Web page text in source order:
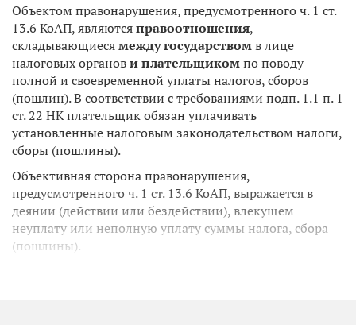
Объектом правонарушения, предусмотренного ч. 1 ст.
13.6 КоАП, являютсяправоотношения,
складывающиесямежду государствомв лице
налоговых органови плательщикомпо поводу
полной и своевременной уплаты налогов, сборов
(пошлин). В соответствии с требованиями подп. 1.1 п. 1
ст. 22 НК плательщик обязан уплачивать
установленные налоговым законодательством налоги,
сборы (пошлины).
Объективная сторона правонарушения,
предусмотренного ч. 1 ст. 13.6 КоАП, выражается в
деянии (действии или бездействии), влекущем
неуплату или неполную уплату суммы налога, сбора
(пошлины).